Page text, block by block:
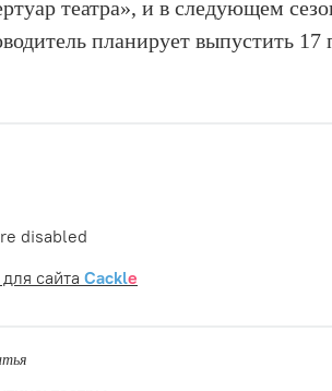
театра», и в следующем
планирует выпустить 17
disabled
сайта Cackle